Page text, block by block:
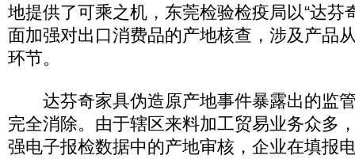
地提供了可乘之机，东莞检验检疫局以“达芬
面加强对出口消费品的产地核查，涉及产品
环节。
达芬奇家具伪造原产地事件暴露出的监
完全消除。由于辖区来料加工贸易业务众多
强电子报检数据中的产地审核，企业在填报